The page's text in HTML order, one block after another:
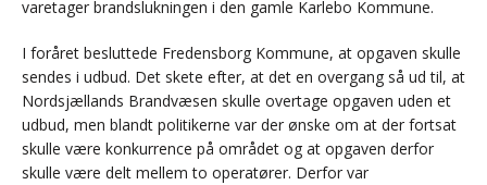
varetager brandslukningen i den gamle Karlebo Kommune.
I foråret besluttede Fredensborg Kommune, at opgaven skulle
sendes i udbud. Det skete efter, at det en overgang så ud til, at
Nordsjællands Brandvæsen skulle overtage opgaven uden et
udbud, men blandt politikerne var der ønske om at der fortsat
skulle være konkurrence på området og at opgaven derfor
skulle være delt mellem to operatører. Derfor var